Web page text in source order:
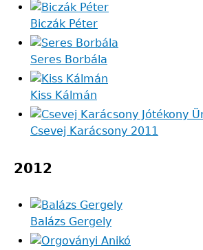
Biczák Péter
Seres Borbála
Kiss Kálmán
Csevej Karácsony 2011
2012
Balázs Gergely